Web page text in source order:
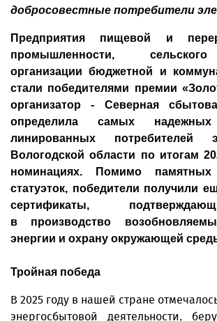
добросовестные потребители
Предприятия пищевой и
промышленности,
организации бюджетной и
стали победителями премии
организатор - Северная
определила самых
линированных потребителей
Вологодской области по итогам
номинациях. Помимо
статуэток, победители получили
сертификаты,
в производство
энергии и охрану окружающей
Тройная победа
В 2025 году в нашей стране
энерго­сбытовой деятельности,